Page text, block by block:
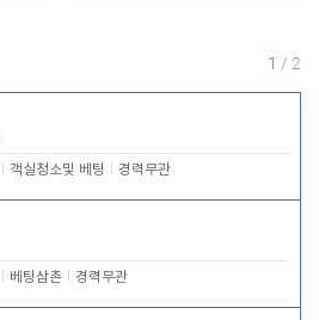
1 / 2
객실청소및 베팅 경력무관
베팅삼촌 경력무관